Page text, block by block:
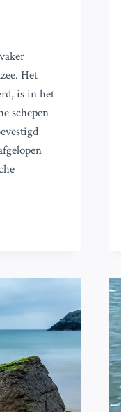
Het
is in het
schepen